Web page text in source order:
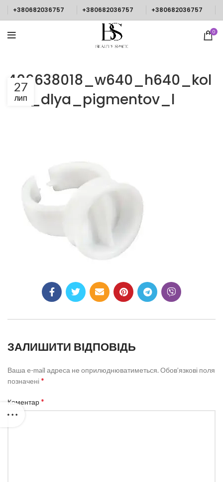
+380682036757 +380682036757 +380682036757
0
406638018_w640_h640_kol
tso_dlya_pigmentov_l
27
ЛИП
ЗАЛИШИТИ ВІДПОВІДЬ
Ваша e-mail адреса не оприлюднюватиметься. Обов’язкові поля
позначені*
Коментар*